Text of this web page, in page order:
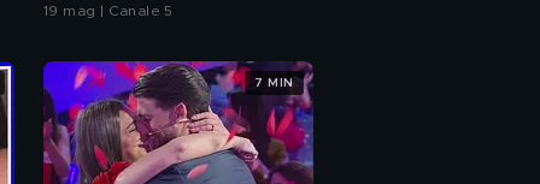
Fernando, Susanna e
Giada: l'intervista
integrale
Fernando, Susanna e
19 mag | Canale 5
7 MIN